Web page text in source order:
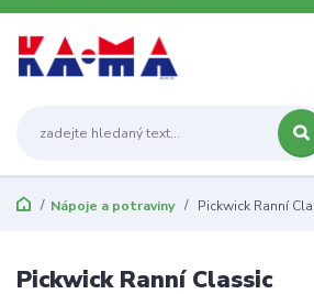
Nápoje a potraviny Pickwick Ranní
Pickwick Ranní Classic